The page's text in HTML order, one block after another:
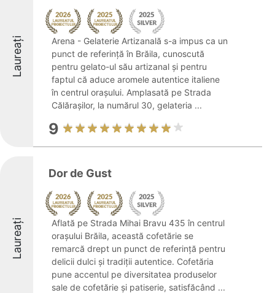
Laureați
Arena - Gelaterie Artizanală s-a impus ca un
punct de referință în Brăila, cunoscută
pentru gelato-ul său artizanal și pentru
faptul că aduce aromele autentice italiene
în centrul orașului. Amplasată pe Strada
Călărașilor, la numărul 30, gelateria ...
9
Laureați
Dor de Gust
Aflată pe Strada Mihai Bravu 435 în centrul
orașului Brăila, această cofetărie se
remarcă drept un punct de referință pentru
delicii dulci și tradiții autentice. Cofetăria
pune accentul pe diversitatea produselor
sale de cofetărie și patiserie, satisfăcând ...